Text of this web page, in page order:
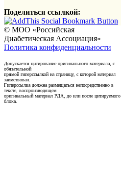
Поделиться ссылкой:
© МОО «Российская
Диабетическая Ассоциация»
Политика конфиденциальности
Допускается цитирование оригинального материала, с
обязательной
прямой гиперссылкой на страницу, с которой материал
заимствован.
Гиперссылка должна размещаться непосредственно в
тексте, воспроизводящем
оригинальный материал РДА, до или после цитируемого
блока.